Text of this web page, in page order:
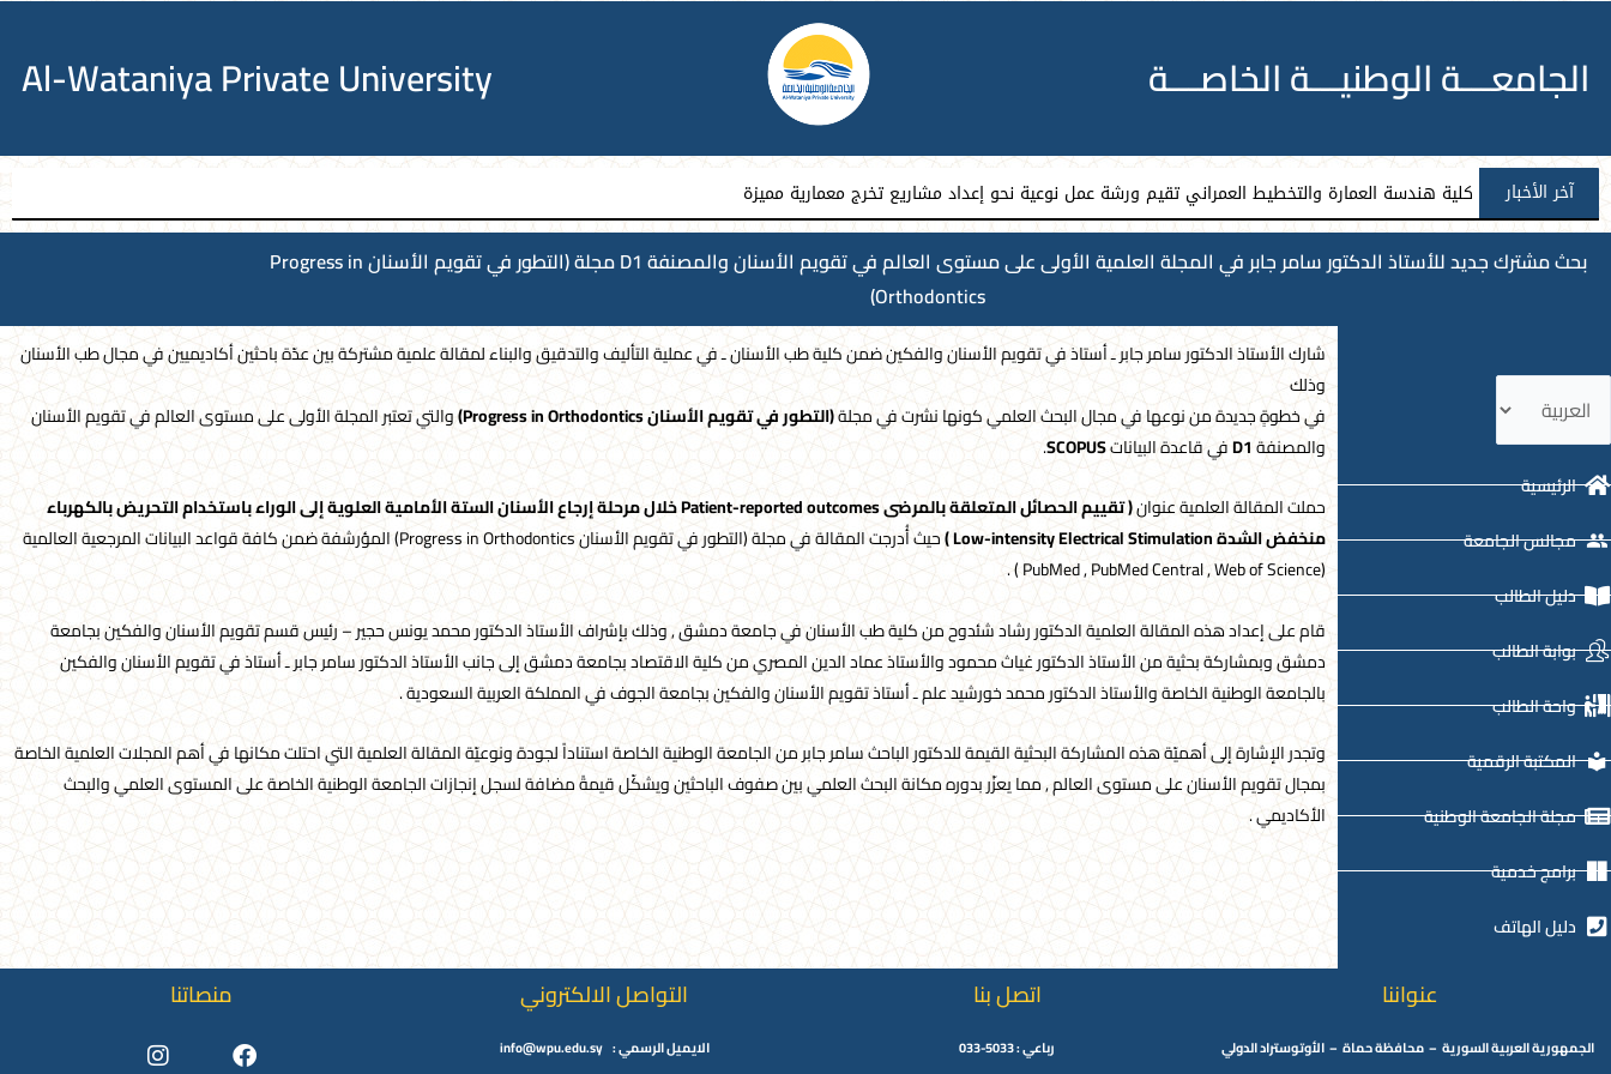
الجامعـــة الوطنيـــة الخاصـــة Al-Wataniya Private University
آخر الأخبار كلية هندسة العمارة والتخطيط العمراني تقيم ورشة عمل نوعية نحو إعداد مشاريع تخرج معمارية مميزة
بحث مشترك جديد للأستاذ الدكتور سامر جابر في المجلة العلمية الأولى على مستوى العالم في تقويم الأسنان والمصنفة D1 مجلة (التطور في تقويم الأسنان Progress in
Orthodontics)
لغة
الرئيسية
مجالس الجامعة
دليل الطالب
بوابة الطالب
واحة الطالب
المكتبة الرقمية
مجلة الجامعة الوطنية
برامج خدمية
دليل الهاتف
شارك الأستاذ الدكتور سامر جابر ـ أستاذ في تقويم الأسنان والفكين ضمن كلية طب الأسنان ـ في عملية التأليف والتدقيق والبناء لمقالة علمية مشتركة بين عدّة باحثين أكاديميين في مجال طب الأسنان
وذلك
في خطوةٍ جديدة من نوعها في مجال البحث العلمي كونها نشرت في مجلة(التطور في تقويم الأسنانProgress in Orthodontics
)والتي تعتبر المجلة الأولى على مستوى العالم في تقويم الأسنان
والمصنفةD1في قاعدة البياناتSCOPUS
.
حملت المقالة العلمية عنوان( تقييم الحصائل المتعلقة بالمرضىPatient-reported outcomesخلال مرحلة إرجاع الأسنان الستة الأمامية العلوية إلى الوراء باستخدام التحريض بالكهرباء
منخفض الشدةLow-intensity Electrical Stimulation
)
حيث أُدرجت المقالة في مجلة (التطور في تقويم الأسنان Progress in Orthodontics) المؤرشفة ضمن كافة قواعد البيانات المرجعية العالمية
(PubMed , PubMed Central , Web of Science ) .
قام على إعداد هذه المقالة العلمية الدكتور رشاد شئدوح من كلية طب الأسنان في جامعة دمشق , وذلك بإشراف الأستاذ الدكتور محمد يونس حجير – رئيس قسم تقويم الأسنان والفكين بجامعة
دمشق وبمشاركة بحثية من الأستاذ الدكتور غياث محمود والأستاذ عماد الدين المصري من كلية الاقتصاد بجامعة دمشق إلى جانب الأستاذ الدكتور سامر جابر ـ أستاذ في تقويم الأسنان والفكين
بالجامعة الوطنية الخاصة والأستاذ الدكتور محمد خورشيد علم ـ أستاذ تقويم الأسنان والفكين بجامعة الجوف في المملكة العربية السعودية .
وتجدر الإشارة إلى أهميّة هذه المشاركة البحثية القيمة للدكتور الباحث سامر جابر من الجامعة الوطنية الخاصة استناداً لجودة ونوعيّة المقالة العلمية التي احتلت مكانها في أهم المجلات العلمية الخاصة
بمجال تقويم الأسنان على مستوى العالم , مما يعزّر بدوره مكانة البحث العلمي بين صفوف الباحثين ويشكّل قيمةً مضافة لسجل إنجازات الجامعة الوطنية الخاصة على المستوى العلمي والبحث
الأكاديمي .
عنواننا
الجمهورية العربية السورية – محافظة حماة – الأوتوستراد الدولي
اتصل بنا
رباعي : 5033-033
التواصل الالكتروني
الايميل الرسمي : info@wpu.edu.sy
منصاتنا
Facebook
Instagram Twitter
Youtube